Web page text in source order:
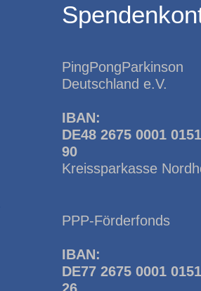
PingPongParkinson
Deutschland e.V.
IBAN:
DE48 2675 0001
90
Kreissparkasse
PPP-Förderfonds
IBAN:
DE77 2675 0001